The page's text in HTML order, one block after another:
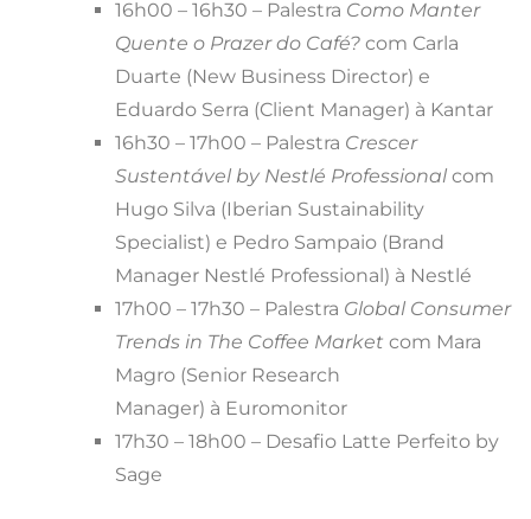
16h00 – 16h30 – Palestra Como Manter
Quente o Prazer do Café? com Carla
Duarte (New Business Director) e
Eduardo Serra (Client Manager) à Kantar
16h30 – 17h00 – Palestra Crescer
Sustentável by Nestlé Professional com
Hugo Silva (Iberian Sustainability
Specialist) e Pedro Sampaio (Brand
Manager Nestlé Professional) à Nestlé
17h00 – 17h30 – Palestra Global Consumer
Trends in The Coffee Market com Mara
Magro (Senior Research
Manager) à Euromonitor
17h30 – 18h00 – Desafio Latte Perfeito by
Sage